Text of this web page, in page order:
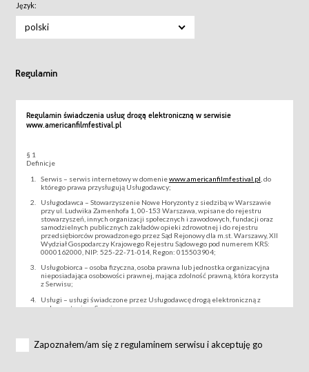
Język:
polski
Regulamin
Regulamin świadczenia usług drogą elektroniczną w serwisie
www.americanfilmfestival.pl
§ 1
Definicje
Serwis – serwis internetowy w domeniewww.americanfilmfestival.pl , do
którego prawa przysługują Usługodawcy;
Usługodawca – Stowarzyszenie Nowe Horyzonty z siedzibą w Warszawie
przy ul. Ludwika Zamenhofa 1, 00-153 Warszawa, wpisane do rejestru
stowarzyszeń, innych organizacji społecznych i zawodowych, fundacji oraz
samodzielnych publicznych zakładów opieki zdrowotnej i do rejestru
przedsiębiorców prowadzonego przez Sąd Rejonowy dla m.st. Warszawy, XII
Wydział Gospodarczy Krajowego Rejestru Sądowego pod numerem KRS:
0000162000, NIP: 525-22-71-014, Regon: 015503904;
Usługobiorca – osoba fizyczna, osoba prawna lub jednostka organizacyjna
nieposiadająca osobowości prawnej, mająca zdolność prawną, która korzysta
z Serwisu;
Usługi – usługi świadczone przez Usługodawcę drogą elektroniczną z
wykorzystaniem Serwisu;
za pośrednictwem Serwisu;
Zapoznałem/am się z regulaminem serwisu i akceptuję go